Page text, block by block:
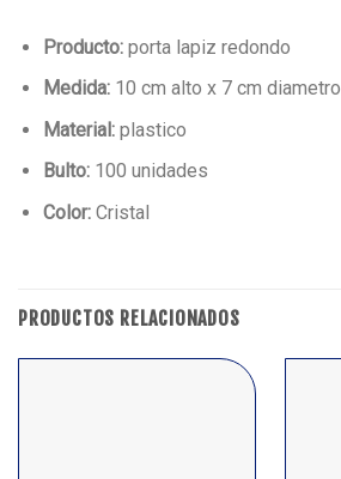
Producto:porta lapiz redondo
Medida:10 cm alto x 7 cm diametro
Material:plastico
Bulto:100 unidades
Color: Cristal
PRODUCTOS RELACIONADOS